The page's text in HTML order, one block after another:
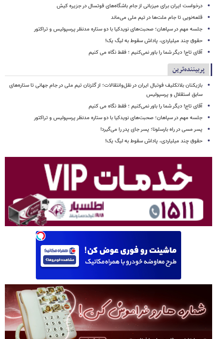
درخواست ایران برای میزبانی از جام باشگاه‌های فوتسال در جزیره کیش
قلعه‌نویی تا جام ملت‌ها در تیم ملی می‌ماند
جلسه مهم در سپاهان؛ صحبت‌های نویدکیا با دو ستاره مدنظر پرسپولیس و تراکتور
حقوق چند میلیاردی، پاداش سقوط به لیگ یک!
آقای تاج! دیگر شما را باور نمی‌کنیم ؛ فقط نگاه می کنیم
پربیننده‌ترین
بازیکنان بلاتکلیف فوتبال ایران در نقل‌وانتقالات؛ از گلزنان تیم ملی در جام جهانی تا ستاره‌های
سابق استقلال و پرسپولیس
آقای تاج! دیگر شما را باور نمی‌کنیم ؛ فقط نگاه می کنیم
جلسه مهم در سپاهان؛ صحبت‌های نویدکیا با دو ستاره مدنظر پرسپولیس و تراکتور
پسر مسی در راه بارسلونا؛ پسر جای پدر را می‌گیرد!
حقوق چند میلیاردی، پاداش سقوط به لیگ یک!